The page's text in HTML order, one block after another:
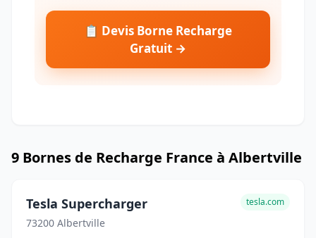
📋 Devis Borne Recharge
Gratuit →
9 Bornes de Recharge France à Albertville
Tesla Supercharger
73200 Albertville
tesla.com